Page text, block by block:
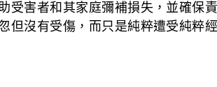
受害者和其家庭彌補損失，並確保
但沒有受傷，而只是純粹遭受純粹